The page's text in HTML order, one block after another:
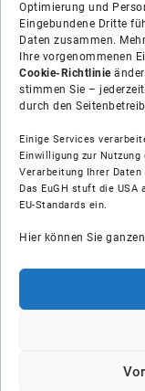
Optimierung und
Eingebundene Dritte
Daten zusammen.
Ihre vorgenommenen
Cookie-Richtlinie
stimmen Sie –
durch den
Einige Services
Einwilligung zur
Verarbeitung Ihrer Daten
Das EuGH stuft die USA
EU-Standards ein.
Hier können Sie
Über uns
Soziale Medien